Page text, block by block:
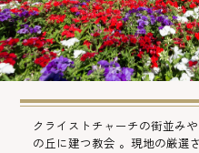
クライストチャーチの街並み
の丘に建つ教会 。現地の厳選